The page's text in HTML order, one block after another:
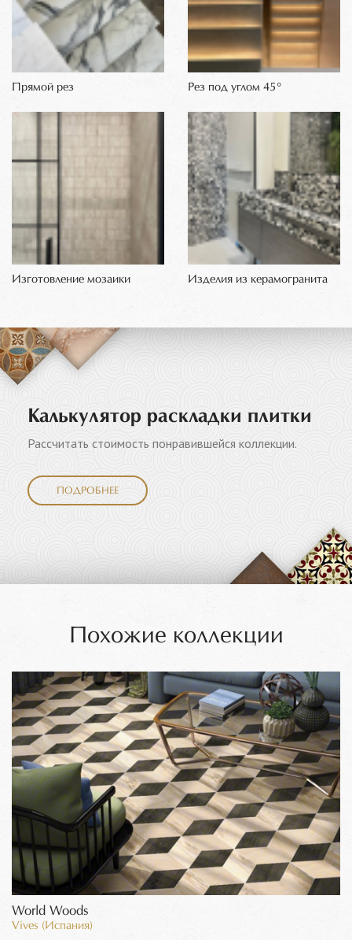
Прямой рез Рез под углом 45°
Изготовление мозаики Изделия из керамогранита
Калькулятор раскладки плитки
Рассчитать стоимость понравившейся коллекции.
ПОДРОБНЕЕ
Похожие коллекции
World Woods
Vives (Испания)